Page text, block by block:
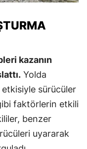
kazanın
Yolda
sürücüler
faktörlerin etkili
benzer
uyararak